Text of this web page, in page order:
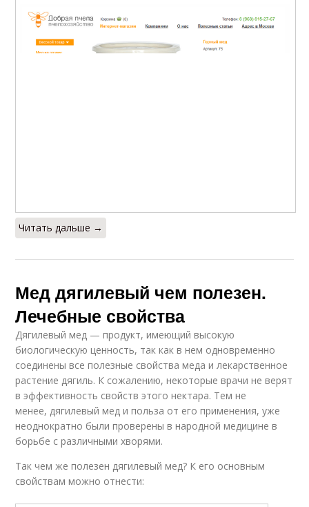
Читать дальше →
Мед дягилевый чем полезен.
Лечебные свойства
Дягилевый мед — продукт, имеющий высокую
биологическую ценность, так как в нем одновременно
соединены все полезные свойства меда и лекарственное
растение дягиль. К сожалению, некоторые врачи не верят
в эффективность свойств этого нектара. Тем не
менее, дягилевый мед и польза от его применения, уже
неоднократно были проверены в народной медицине в
борьбе с различными хворями.
Так чем же полезен дягилевый мед? К его основным
свойствам можно отнести: